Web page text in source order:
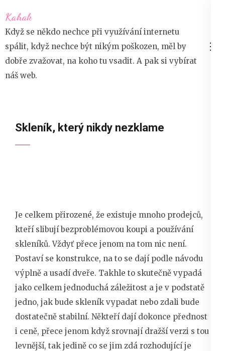
na
obsah
(stiskněte
Enter)
Kahak
Když se někdo nechce při využívání internetu
spálit, když nechce být nikým poškozen, měl by
dobře zvažovat, na koho tu vsadit. A pak si vybírat
náš web.
Skleník, který nikdy nezklame
Je celkem přirozené, že existuje mnoho prodejců,
kteří slibují bezproblémovou koupi a používání
skleníků. Vždyť přece jenom na tom nic není.
Postaví se konstrukce, na to se dají podle návodu
výplně a usadí dveře. Takhle to skutečně vypadá
jako celkem jednoduchá záležitost a je v podstatě
jedno, jak bude skleník vypadat nebo zdali bude
dostatečně stabilní. Někteří dají dokonce přednost
i ceně, přece jenom když srovnají dražší verzi s tou
levnější, tak jedině co se jim zdá rozhodující je